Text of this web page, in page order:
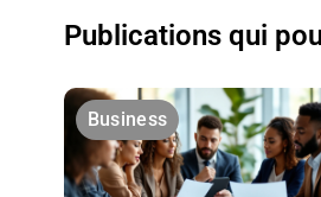
Publications qui
Business